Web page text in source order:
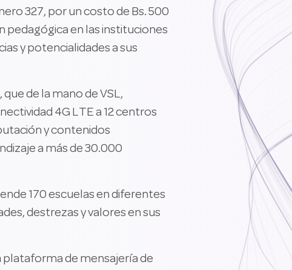
327, por un costo de Bs. 500
pedagógica en las instituciones
y potencialidades a sus
de la mano de VSL,
4G LTE a 12 centros
y contenidos
a más de 30.000
170 escuelas en diferentes
destrezas y valores en sus
plataforma de mensajería de